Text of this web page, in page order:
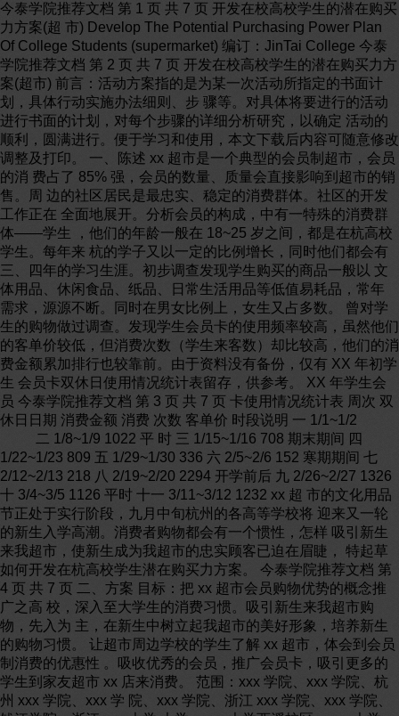
今泰学院推荐文档 第 1 页 共 7 页 开发在校高校学生的潜在购买
力方案(超 市) Develop The Potential Purchasing Power Plan
Of College Students (supermarket) 编订：JinTai College 今泰
学院推荐文档 第 2 页 共 7 页 开发在校高校学生的潜在购买力方
案(超市) 前言：活动方案指的是为某一次活动所指定的书面计
划，具体行动实施办法细则、步 骤等。对具体将要进行的活动
进行书面的计划，对每个步骤的详细分析研究，以确定 活动的
顺利，圆满进行。便于学习和使用，本文下载后内容可随意修改
调整及打印。 一、陈述 xx 超市是一个典型的会员制超市，会员
的消 费占了 85% 强，会员的数量、质量会直接影响到超市的销
售。周 边的社区居民是最忠实、稳定的消费群体。社区的开发
工作正在 全面地展开。分析会员的构成，中有一特殊的消费群
体——学生 ，他们的年龄一般在 18~25 岁之间，都是在杭高校
学生。每年来 杭的学子又以一定的比例增长，同时他们都会有
三、四年的学习生涯。初步调查发现学生购买的商品一般以 文
体用品、休闲食品、纸品、日常生活用品等低值易耗品，常年
需求，源源不断。同时在男女比例上，女生又占多数。 曾对学
生的购物做过调查。发现学生会员卡的使用频率较高，虽然他们
的客单价较低，但消费次数（学生来客数）却比较高，他们的消
费金额累加排行也较靠前。由于资料没有备份，仅有 XX 年初学
生 会员卡双休日使用情况统计表留存，供参考。 XX 年学生会
员 今泰学院推荐文档 第 3 页 共 7 页 卡使用情况统计表 周次 双
休日日期 消费金额 消费 次数 客单价 时段说明 一 1/1~1/2
二 1/8~1/9 1022 平 时 三 1/15~1/16 708 期末期间 四
1/22~1/23 809 五 1/29~1/30 336 六 2/5~2/6 152 寒期期间 七
2/12~2/13 218 八 2/19~2/20 2294 开学前后 九 2/26~2/27 1326
十 3/4~3/5 1126 平时 十一 3/11~3/12 1232 xx 超 市的文化用品
节正处于实行阶段，九月中旬杭州的各高等学校将 迎来又一轮
的新生入学高潮。消费者购物都会有一个惯性，怎样 吸引新生
来我超市，使新生成为我超市的忠实顾客已迫在眉睫， 特起草
如何开发在杭高校学生潜在购买力方案。 今泰学院推荐文档 第
4 页 共 7 页 二、方案 目标：把 xx 超市会员购物优势的概念推
广之高 校，深入至大学生的消费习惯。吸引新生来我超市购
物，先入为 主，在新生中树立起我超市的美好形象，培养新生
的购物习惯。 让超市周边学校的学生了解 xx 超市，体会到会员
制消费的优惠性 。吸收优秀的会员，推广会员卡，吸引更多的
学生到家友超市 xx 店来消费。 范围：xxx 学院、xxx 学院、杭
州 xxx 学院、xxx 学 院、xxx 学院、浙江 xxx 学院、xxx 学院、